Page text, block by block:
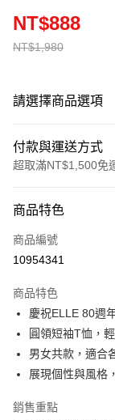
NT$1,980
NT$888
請選擇商品選項
付款與運送方式
超取滿NT$1,500免
信用卡一次付款
超商取貨付款
Apple Pay
悠遊付
ATM付款
運送方式
商品特色
商品編號
10954341
商品特色
慶祝ELLE 80週
圓領短袖T恤，
男女共款，適合
展現個性與風格
銷售重點